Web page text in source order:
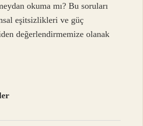
okuma mı? Bu soruları
eşitsizlikleri ve güç
değerlendirmemize olanak